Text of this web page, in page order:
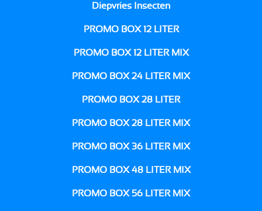
Diepvries Insecten
PROMO BOX 12 LITER
PROMO BOX 12 LITER MIX
PROMO BOX 24 LITER MIX
PROMO BOX 28 LITER
PROMO BOX 28 LITER MIX
PROMO BOX 36 LITER MIX
PROMO BOX 48 LITER MIX
PROMO BOX 56 LITER MIX